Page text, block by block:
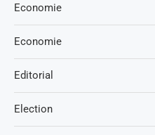
Economie
Economie
Editorial
Election